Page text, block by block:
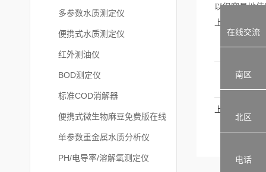
多参数水质测定仪
便携式水质测定仪
红外测油仪
BOD测定仪
标准COD消解器
便携式微生物麻豆免费版在线
观看
单参数重金属水质分析仪
PH/电导率/溶解氧测定仪
以很容易地
上面是关于
上一篇
在线交流
南区
北区
电话